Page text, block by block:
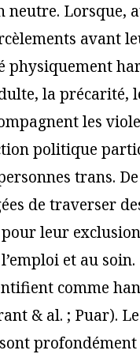
neutre. Lorsque,
avant
la précarité,
les
politique
trans.
de traverser
leur
et au soin.
comme
& al. ; Puar).